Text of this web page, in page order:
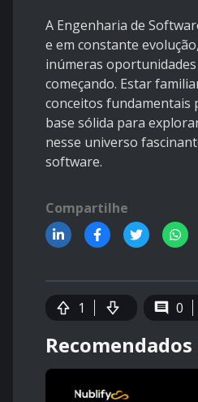
A Engenharia de
e em constante
inúmeras
começando. Estar
conceitos fundamentais
base sólida para
nesse universo
software.
Compartilhe
1 0